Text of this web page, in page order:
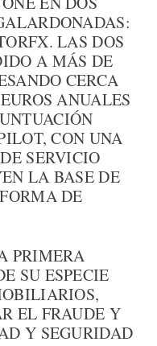
LAS DOS
A MÁS DE
CERCA
ANUALES
CON UNA
SERVICIO
LA BASE DE
DE
PRIMERA
SU ESPECIE
EL FRAUDE Y
Y SEGURIDAD